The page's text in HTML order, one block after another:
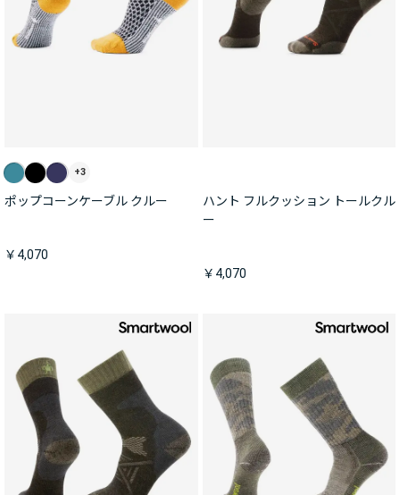
+3
ポップコーンケーブル クルー
￥4,070
ハント フルクッション トールクル
ー
￥4,070